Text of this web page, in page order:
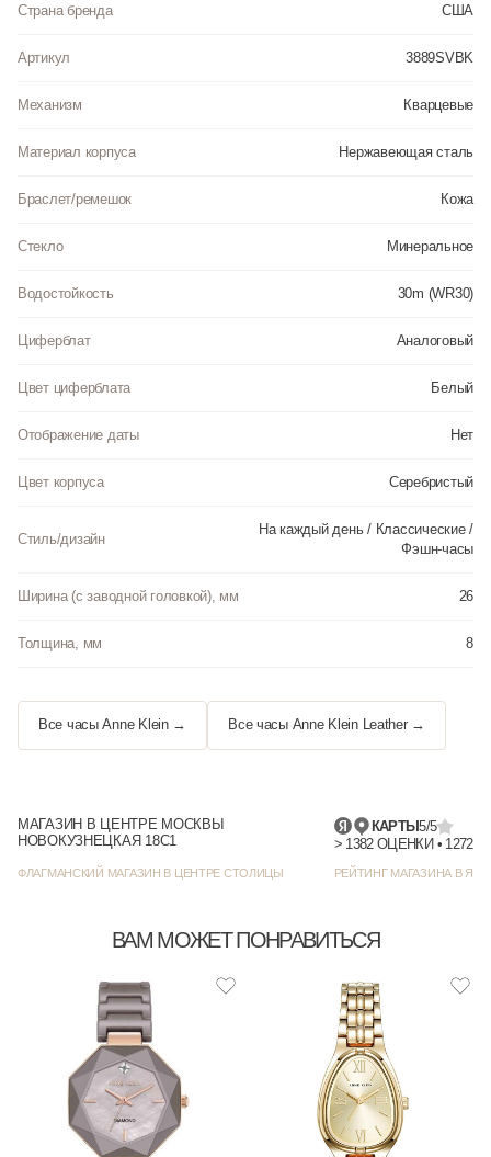
Страна бренда США
Артикул 3889SVBK
Механизм Кварцевые
Материал корпуса Нержавеющая сталь
Браслет/ремешок Кожа
Стекло Минеральное
Водостойкость 30m (WR30)
Циферблат Аналоговый
Цвет циферблата Белый
Отображение даты Нет
Цвет корпуса Серебристый
Стиль/дизайн
На каждый день / Классические /
Фэшн-часы
Ширина (с заводной головкой), мм 26
Толщина, мм 8
Все часы Anne Klein → Все часы Anne Klein Leather →
МАГАЗИН В ЦЕНТРЕ МОСКВЫ
НОВОКУЗНЕЦКАЯ 18С1
ФЛАГМАНСКИЙ МАГАЗИН В ЦЕНТРЕ СТОЛИЦЫ
КАРТЫ5/5
РЕЙТИНГ МАГАЗИНА В
ВАМ МОЖЕТ ПОНРАВИТЬСЯ